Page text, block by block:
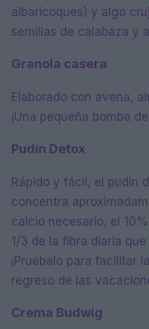
albaricoques) y algo
semillas de calabaza y
Granola casera
Elaborado con avena,
¡Una pequeña bomba
Pudín Detox
Rápido y fácil, el pudín
concentra
calcio necesario, el
1/3 de la fibra diaria
¡Pruébalo para facilitar
regreso de las
Crema Budwig